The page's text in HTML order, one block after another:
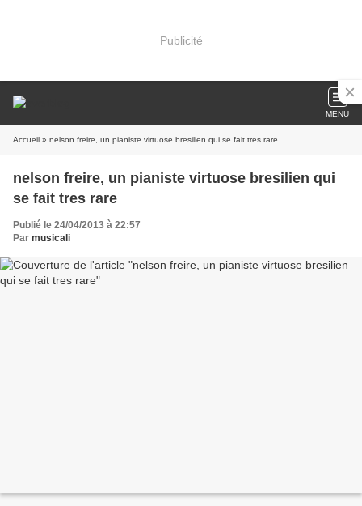
Publicité
MENU
Accueil » nelson freire, un pianiste virtuose bresilien qui se fait tres rare
nelson freire, un pianiste virtuose bresilien qui
se fait tres rare
Publié le 24/04/2013 à 22:57
Par musicali